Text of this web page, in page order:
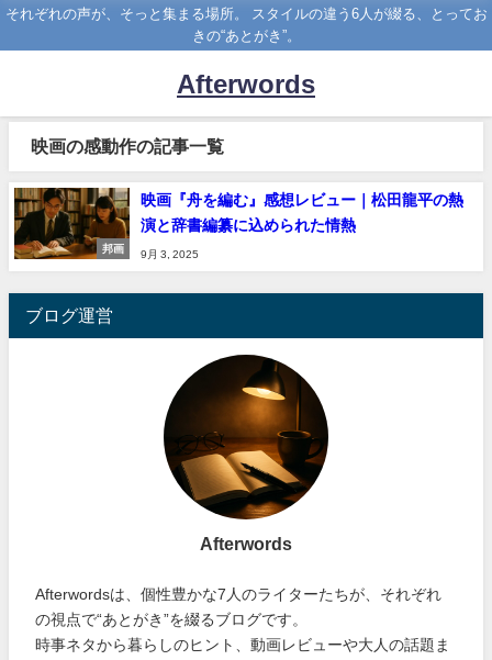
それぞれの声が、そっと集まる場所。 スタイルの違う6人が綴る、とってお
きの“あとがき”。
Afterwords
映画の感動作の記事一覧
邦画
映画『舟を編む』感想レビュー｜松田龍平の熱
演と辞書編纂に込められた情熱
9月 3, 2025
ブログ運営
Afterwords
Afterwordsは、個性豊かな7人のライターたちが、それぞれ
の視点で“あとがき”を綴るブログです。
時事ネタから暮らしのヒント、動画レビューや大人の話題ま